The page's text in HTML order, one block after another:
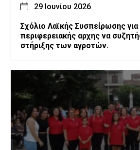
29 Ιουνίου 2026
Σχόλιο Λαϊκής Συσπείρωσης
περιφερειακής αρχης να
στήριξης των αγροτών.